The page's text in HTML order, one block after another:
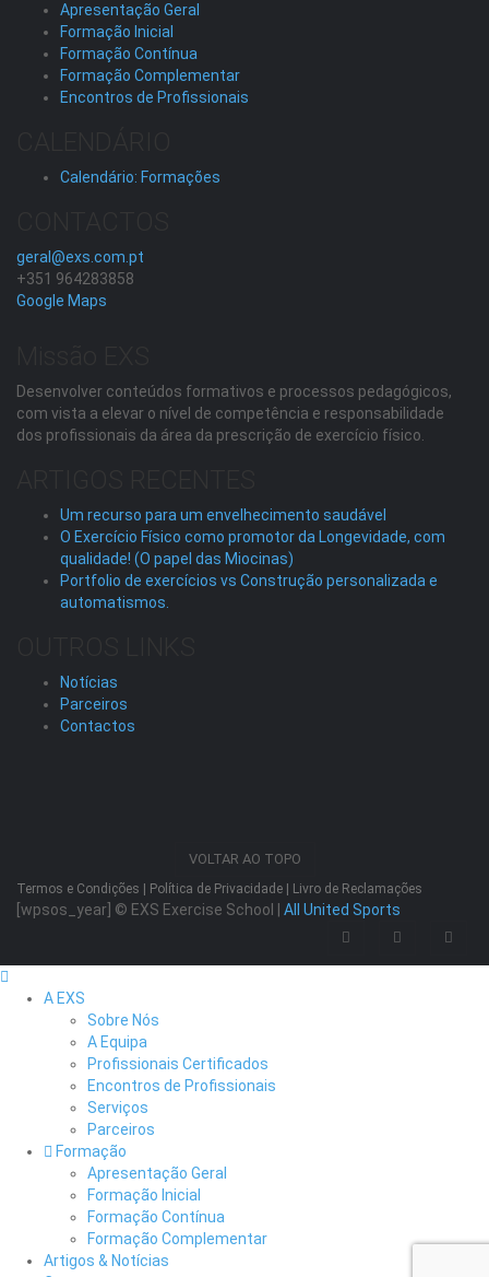
Apresentação Geral
Formação Inicial
Formação Contínua
Formação Complementar
Encontros de Profissionais
Calendário: Formações
geral@exs.com.pt
+351 964283858
Google Maps
Desenvolver conteúdos formativos e processos pedagógicos,
com vista a elevar o nível de competência e responsabilidade
dos profissionais da área da prescrição de exercício físico.
Um recurso para um envelhecimento saudável
O Exercício Físico como promotor da Longevidade, com
qualidade! (O papel das Miocinas)
Portfolio de exercícios vs Construção personalizada e
automatismos.
Notícias
Parceiros
Contactos
VOLTAR AO TOPO
Termos e Condições Política de Privacidade Livro de Reclamações
[wpsos_year] © EXS Exercise School | All United Sports
A EXS
Sobre Nós
A Equipa
Profissionais Certificados
Encontros de Profissionais
Serviços
Parceiros
Formação
Apresentação Geral
Formação Inicial
Formação Contínua
Formação Complementar
Artigos & Notícias